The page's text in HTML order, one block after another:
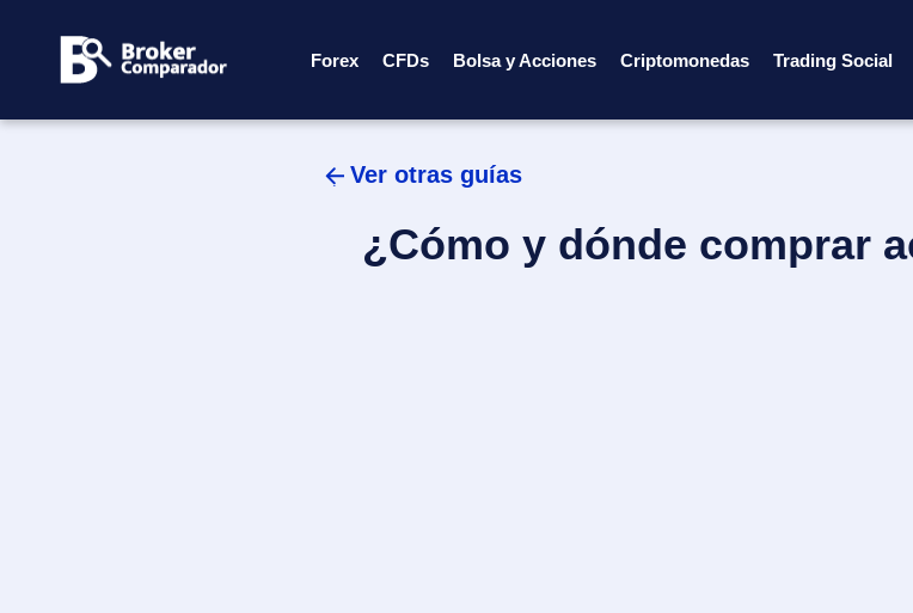
Forex CFDs Bolsa y Acciones Criptomonedas Trading Social
Ver otras guías
¿Cómo y dónde comprar